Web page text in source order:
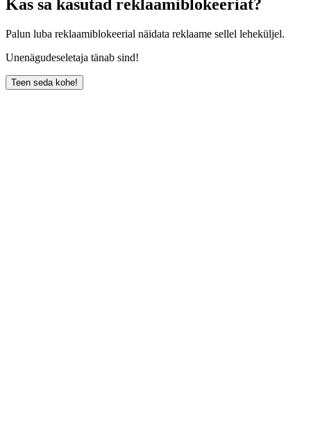
Kas sa kasutad reklaamiblokeeriat?
Palun luba reklaamiblokeerial näidata reklaame sellel leheküljel.
Unenägudeseletaja tänab sind!
Teen seda kohe!